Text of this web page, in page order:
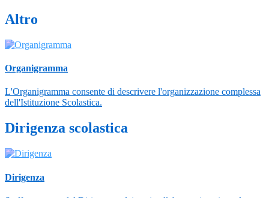
Altro
Organigramma
L'Organigramma consente di descrivere l'organizzazione complessa
dell'Istituzione Scolastica.
Dirigenza scolastica
Dirigenza